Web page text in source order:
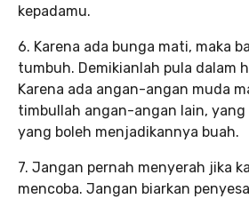
kepadamu.
6. Karena ada bunga mati, maka
tumbuh. Demikianlah pula dalam
Karena ada angan-angan muda
timbullah angan-angan lain, yang
yang boleh menjadikannya buah.
7. Jangan pernah menyerah jika
mencoba. Jangan biarkan